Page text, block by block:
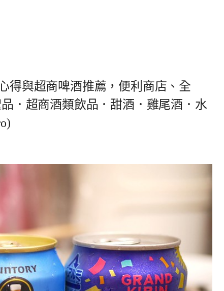
得與超商啤酒推薦，便利商店、全
．超商酒類飲品．甜酒．雞尾酒．水